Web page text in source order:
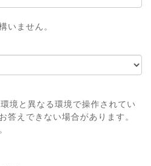
いません。
境と異なる環境で操作されてい
答えできない場合があります。